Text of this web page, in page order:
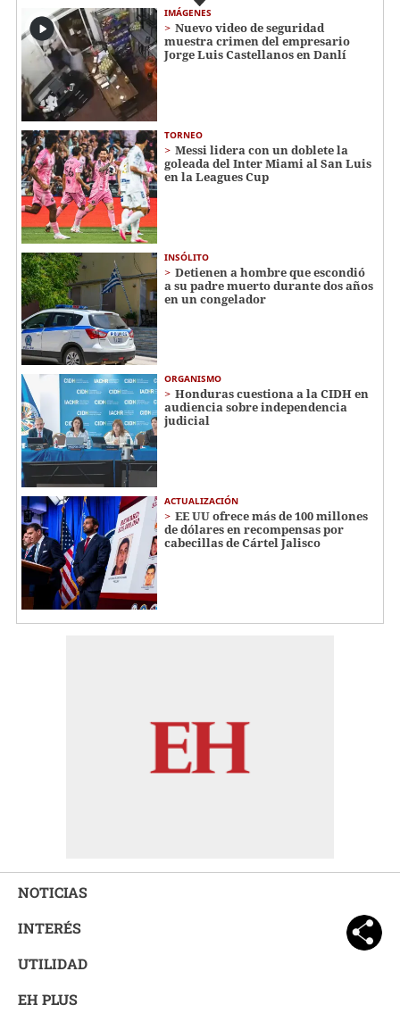
IMÁGENES
Nuevo video de seguridad
muestra crimen del empresario
Jorge Luis Castellanos en Danlí
TORNEO
Messi lidera con un doblete la
goleada del Inter Miami al San Luis
en la Leagues Cup
INSÓLITO
Detienen a hombre que escondió
a su padre muerto durante dos años
en un congelador
ORGANISMO
Honduras cuestiona a la CIDH en
audiencia sobre independencia
judicial
ACTUALIZACIÓN
EE UU ofrece más de 100 millones
de dólares en recompensas por
cabecillas de Cártel Jalisco
NOTICIAS
INTERÉS
UTILIDAD
EH PLUS